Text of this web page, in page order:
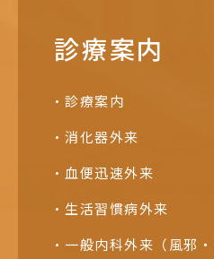
診療案内
診療案内
消化器外来
血便迅速外来
生活習慣病外来
一般内科外来（風邪・